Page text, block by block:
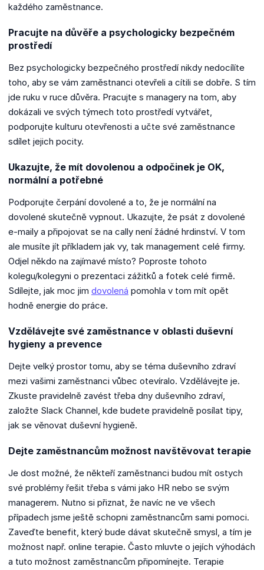
každého zaměstnance.
Pracujte na důvěře a psychologicky bezpečném
prostředí
Bez psychologicky bezpečného prostředí nikdy nedocílíte
toho, aby se vám zaměstnanci otevřeli a cítili se dobře. S tím
jde ruku v ruce důvěra. Pracujte s managery na tom, aby
dokázali ve svých týmech toto prostředí vytvářet,
podporujte kulturu otevřenosti a učte své zaměstnance
sdílet jejich pocity.
Ukazujte, že mít dovolenou a odpočinek je OK,
normální a potřebné
Podporujte čerpání dovolené a to, že je normální na
dovolené skutečně vypnout. Ukazujte, že psát z dovolené
e-maily a připojovat se na cally není žádné hrdinství. V tom
ale musíte jít příkladem jak vy, tak management celé firmy.
Odjel někdo na zajímavé místo? Poproste tohoto
kolegu/kolegyni o prezentaci zážitků a fotek celé firmě.
Sdílejte, jak moc jim dovolená pomohla v tom mít opět
hodně energie do práce.
Vzdělávejte své zaměstnance v oblasti duševní
hygieny a prevence
Dejte velký prostor tomu, aby se téma duševního zdraví
mezi vašimi zaměstnanci vůbec otevíralo. Vzdělávejte je.
Zkuste pravidelně zavést třeba dny duševního zdraví,
založte Slack Channel, kde budete pravidelně posílat tipy,
jak se věnovat duševní hygieně.
Dejte zaměstnancům možnost navštěvovat terapie
Je dost možné, že někteří zaměstnanci budou mít ostych
své problémy řešit třeba s vámi jako HR nebo se svým
managerem. Nutno si přiznat, že navíc ne ve všech
případech jsme ještě schopni zaměstnancům sami pomoci.
Zaveďte benefit, který bude dávat skutečně smysl, a tím je
možnost např. online terapie. Často mluvte o jejích výhodách
a tuto možnost zaměstnancům připomínejte. Terapie